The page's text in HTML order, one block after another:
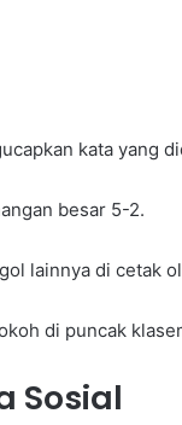
kata yang
besar 5-2.
lainnya di cetak
di puncak
Sosial